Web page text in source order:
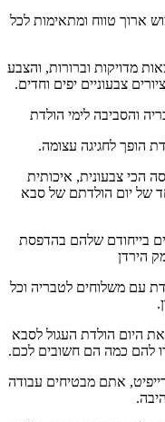
ארוך טווח ומתאימות לכל
מדויקות וברורות, והצבע
צבעוניים יפים וחדים.
והסביבה לימי הולדת
הופך לחגיגה עצומה.
הכי צבעונית, איכותית
של יום הולדתם של סבא
בייחודם שלהם בהדפסת
הירדן
עם משלוחים לטבריה וכל
היום הולדת העגול לסבא
להם כמה הם חשובים לכם.
אתם מבטיחים עבודה